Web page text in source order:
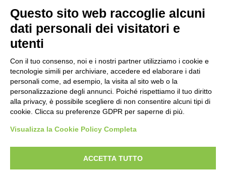
OGGETTO
Nessun risultato
LOCALIZZAZIONE
CRONOLOGIA
diritto d’autore, legge 22 aprile 1941 n. 633. I diritti degli autori, degli artisti e
Questo sito web raccoglie alcuni
dati personali dei visitatori e
utenti
Con il tuo consenso, noi e i nostri partner utilizziamo i cookie e
tecnologie simili per archiviare, accedere ed elaborare i dati
personali come, ad esempio, la visita al sito web o la
personalizzazione degli annunci. Poiché rispettiamo il tuo diritto
alla privacy, è possibile scegliere di non consentire alcuni tipi di
cookie. Clicca su preferenze GDPR per saperne di più.
Visualizza la Cookie Policy Completa
ACCETTA TUTTO